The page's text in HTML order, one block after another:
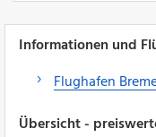
Informationen und
Flughafen
Übersicht -